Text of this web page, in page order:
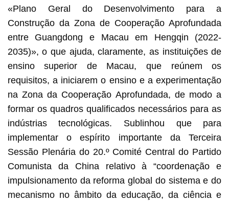
«Plano Geral do Desenvolvimento para a
Construção da Zona de Cooperação Aprofundada
entre Guangdong e Macau em Hengqin (2022-
2035)», o que ajuda, claramente, as instituições de
ensino superior de Macau, que reúnem os
requisitos, a iniciarem o ensino e a experimentação
na Zona da Cooperação Aprofundada, de modo a
formar os quadros qualificados necessários para as
indústrias tecnológicas. Sublinhou que para
implementar o espírito importante da Terceira
Sessão Plenária do 20.º Comité Central do Partido
Comunista da China relativo à “coordenação e
impulsionamento da reforma global do sistema e do
mecanismo no âmbito da educação, da ciência e